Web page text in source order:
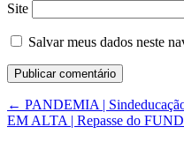
Site
Salvar meus dados neste
← PANDEMIA |
EM ALTA | Repasse do